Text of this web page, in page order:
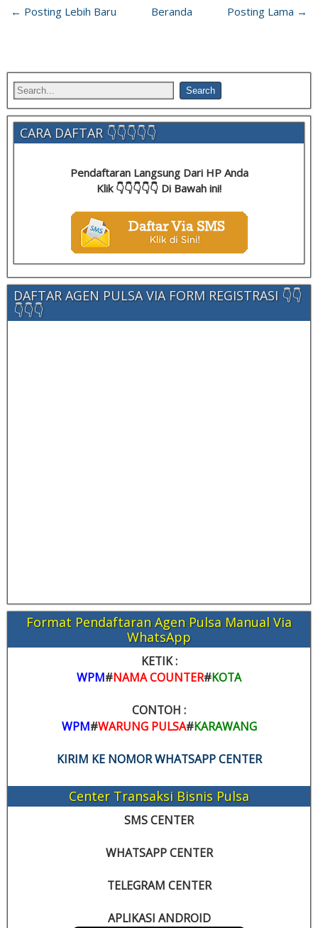
← Posting Lebih Baru Posting Lama →
Beranda
CARA DAFTAR 👇👇👇👇👇
Pendaftaran Langsung Dari HP Anda
Klik 👇👇👇👇👇 Di Bawah ini!
DAFTAR AGEN PULSA VIA FORM REGISTRASI 👇👇
👇👇👇
Format Pendaftaran Agen Pulsa Manual Via
WhatsApp
KETIK :
WPM#NAMA COUNTER#KOTA
CONTOH :
WPM#WARUNG PULSA#KARAWANG
KIRIM KE NOMOR WHATSAPP CENTER
Center Transaksi Bisnis Pulsa
SMS CENTER
WHATSAPP CENTER
TELEGRAM CENTER
APLIKASI ANDROID